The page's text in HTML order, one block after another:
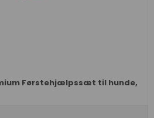
Førstehjælpssæt til hunde,